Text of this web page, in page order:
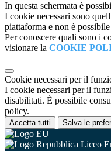
In questa schermata è
I cookie necessari sono
piattaforma e non è
Per conoscere quali sono i
visionare la COOKIE
Cookie necessari per il
I cookie necessari per il
disabilitati. È possibile
policy.
Accetta tutti Salva le
Liceo